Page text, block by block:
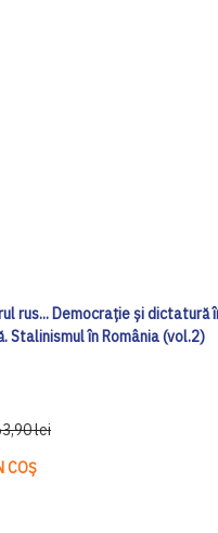
rus... Democrație și dictatură
Stalinismul în România (vol.2)
lei
COȘ